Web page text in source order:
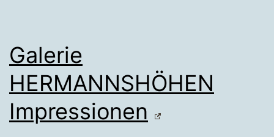
Galerie
HERMANNSHÖHEN
Impressionen